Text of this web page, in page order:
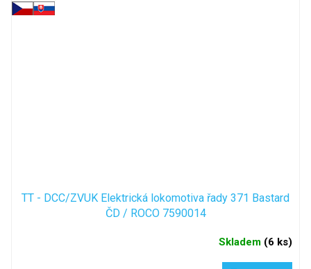
TT - DCC/ZVUK Elektrická lokomotiva řady 371 Bastard
ČD / ROCO 7590014
Skladem (6 ks)